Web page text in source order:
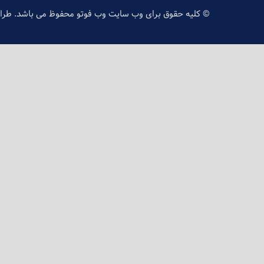
© کلیه حقوق برای وب سایت وب فوتو محفوظ می باشد.